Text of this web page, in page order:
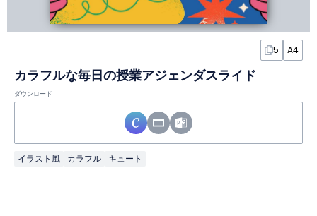
5 A4
カラフルな毎日の授業アジェンダスライド
ダウンロード
イラスト風 カラフル キュート